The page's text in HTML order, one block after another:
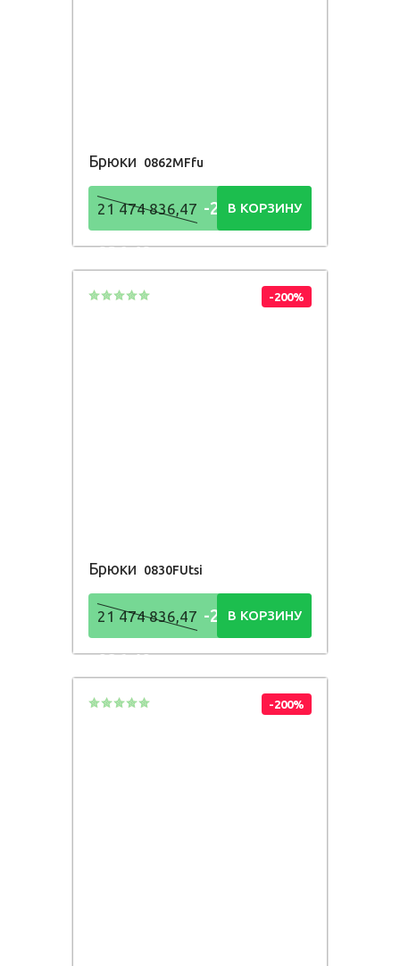
Брюки 0862MFfu
21 474 836,47 -21 474
836,48Р
В КОРЗИНУ
-200%
Брюки 0830FUtsi
21 474 836,47 -21 474
836,48Р
В КОРЗИНУ
-200%